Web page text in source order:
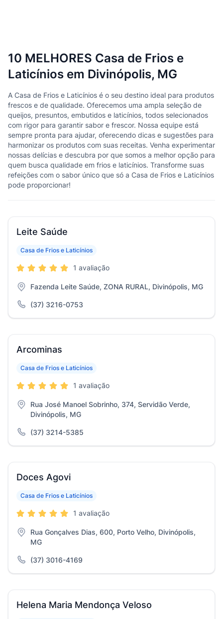
10 MELHORES Casa de Frios e
Laticínios em Divinópolis, MG
A Casa de Frios e Laticínios é o seu destino ideal para produtos
frescos e de qualidade. Oferecemos uma ampla seleção de
queijos, presuntos, embutidos e laticínios, todos selecionados
com rigor para garantir sabor e frescor. Nossa equipe está
sempre pronta para ajudar, oferecendo dicas e sugestões para
harmonizar os produtos com suas receitas. Venha experimentar
nossas delícias e descubra por que somos a melhor opção para
quem busca qualidade em frios e laticínios. Transforme suas
refeições com o sabor único que só a Casa de Frios e Laticínios
pode proporcionar!
Leite Saúde
Casa de Frios e Laticínios
1 avaliação
Fazenda Leite Saúde, ZONA RURAL, Divinópolis, MG
(37) 3216-0753
Arcominas
Casa de Frios e Laticínios
1 avaliação
Rua José Manoel Sobrinho, 374, Servidão Verde,
Divinópolis, MG
(37) 3214-5385
Doces Agovi
Casa de Frios e Laticínios
1 avaliação
Rua Gonçalves Dias, 600, Porto Velho, Divinópolis,
MG
(37) 3016-4169
Helena Maria Mendonça Veloso